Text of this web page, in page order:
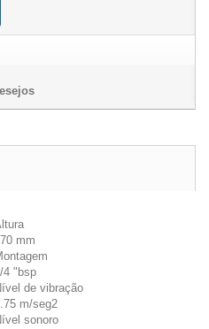
mm
4 "bsp
de vibração
m/seg2
sonoro